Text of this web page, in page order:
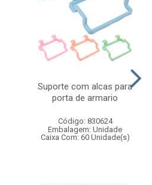
Suporte com alcas para
porta de armario
Código: 830624
Embalagem: Unidade
Caixa Com: 60 Unidade(s)